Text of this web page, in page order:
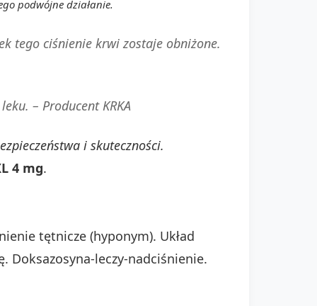
podwójne działanie.
tego ciśnienie krwi zostaje obniżone.
– Producent KRKA
i skuteczności.
4 mg.
tętnicze (hyponym). Układ
Doksazosyna-leczy-nadciśnienie.